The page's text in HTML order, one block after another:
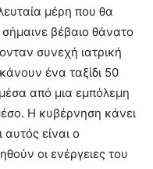
μέρη που θα
βέβαιο θάνατο
συνεχή ιατρική
ένα ταξίδι 50
από μια εμπόλεμη
Η κυβέρνηση κάνει
είναι ο
οι ενέργειες του